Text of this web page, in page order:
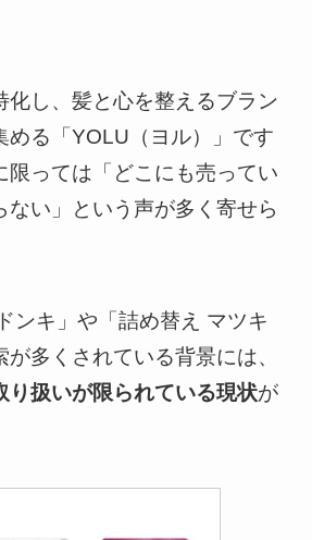
化し、髪と心を整えるブラン
める「YOLU（ヨル）」です
限っては「どこにも売ってい
ない」という声が多く寄せら
ンキ」や「詰め替え マツキ
多くされている背景には、
り扱いが限られている現状が